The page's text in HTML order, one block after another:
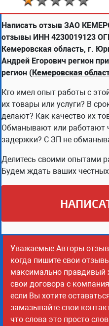
Написать отзыв ЗАО
отзывы ИНН 4230019123
Кемеровская область, г.
Андрей Егорович регион
регион (Кемеровская
Кто имел опыт работы с
их товары или услуги? В
делают? Как качество их
Обманывают или работают
задержки? С ЗП не
Делитесь своими опытами
Будем ждать ваших
Уважаемые Авторы
когда пишите свои
максимально правдивый
свои договора с
если Вы хотите
замазывайте свои
что слова это просто